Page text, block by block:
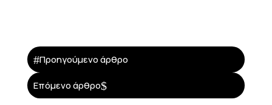
#Προηγούμενο άρθρο
Επόμενο άρθρο$